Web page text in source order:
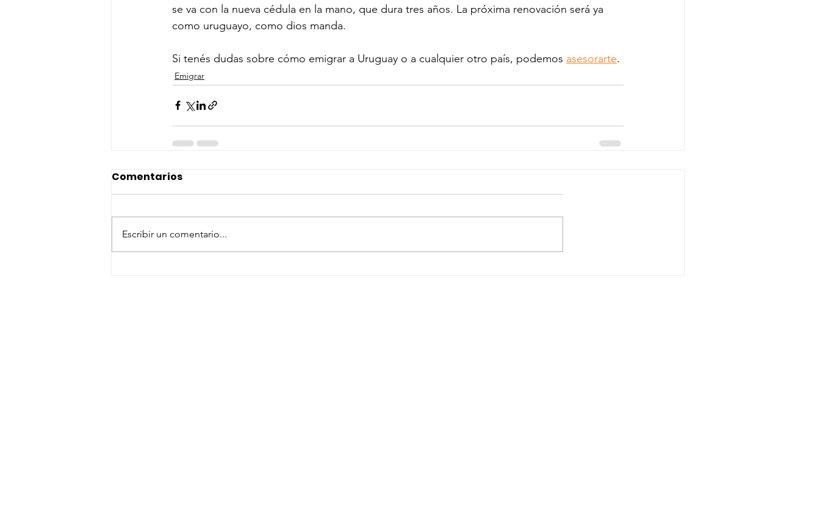
se va con la nueva cédula en la mano, que dura tres años. La próxima renovación será ya
como uruguayo, como dios manda.
Si tenés dudas sobre cómo emigrar a Uruguay o a cualquier otro país, podemos asesorarte.
Emigrar
Comentarios
Escribir un comentario...